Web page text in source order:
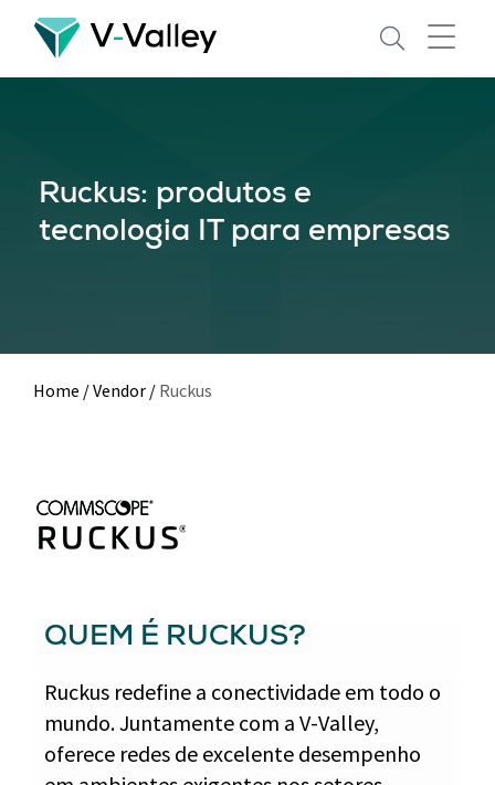
Skip
main
Ruckus: produtos e
tecnologia IT para empresas
Home /Vendor / Ruckus
QUEM É RUCKUS?
Ruckus redefine a conectividade em todo o
mundo. Juntamente com a V-Valley,
oferece redes de excelente desempenho